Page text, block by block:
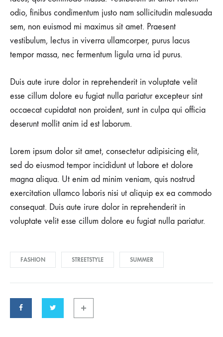
odio, finibus condimentum justo nam sollicitudin malesuada
sem, non euismod mi maximus sit amet. Praesent
vestibulum, lectus in viverra ullamcorper, purus lacus
tempor massa, nec fermentum ligula urna id purus.
Duis aute irure dolor in reprehenderit in voluptate velit
esse cillum dolore eu fugiat nulla pariatur excepteur sint
occaecat cupidatat non proident, sunt in culpa qui officia
deserunt mollit anim id est laborum.
Lorem ipsum dolor sit amet, consectetur adipisicing elit,
sed do eiusmod tempor incididunt ut labore et dolore
magna aliqua. Ut enim ad minim veniam, quis nostrud
exercitation ullamco laboris nisi ut aliquip ex ea commodo
consequat. Duis aute irure dolor in reprehenderit in
voluptate velit esse cillum dolore eu fugiat nulla pariatur.
FASHION STREETSTYLE SUMMER